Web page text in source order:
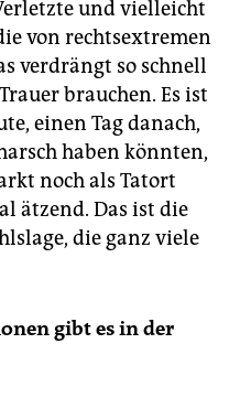
und vielleicht
von rechtsextremen
verdrängt so schnell
brauchen. Es ist
einen Tag danach,
haben könnten,
noch als Tatort
ätzend. Das ist die
die ganz viele
gibt es in der